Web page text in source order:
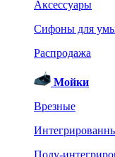
Аксессуары
Сифоны для
Распродажа
Мойки
Врезные
Полу-